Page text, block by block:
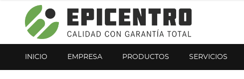
¿Olvidó su contraseña?
INICIO EMPRESA PRODUCTOS SERVICIOS